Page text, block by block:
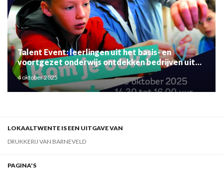
Talent Event: leerlingen uit het basis- en
voortgezet onderwijs ontdekken bedrijven uit
de regio
4 oktober 2025
LOKAALTWENTE IS EEN UITGAVE VAN
DRUKKERIJ VAN BARNEVELD
PAGINA'S